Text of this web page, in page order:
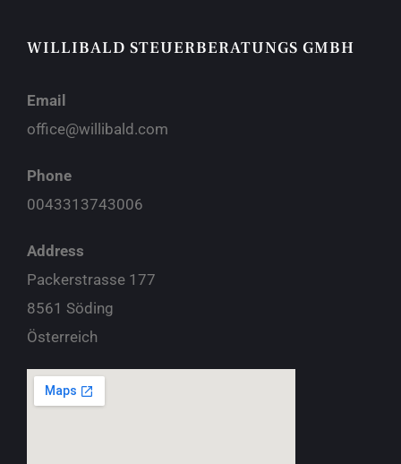
WILLIBALD STEUERBERATUNGS GMBH
Email
office@willibald.com
Phone
0043313743006
Address
Packerstrasse 177
8561 Söding
Österreich